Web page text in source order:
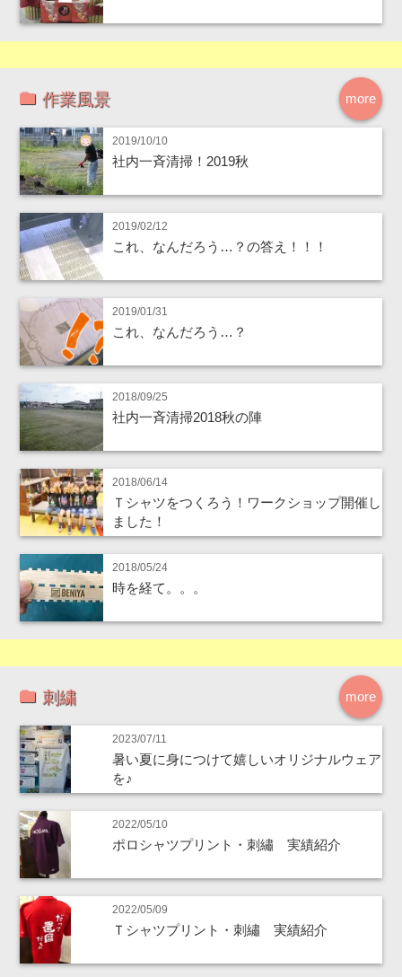
more
作業風景
2019/10/10
社内一斉清掃！2019秋
2019/02/12
これ、なんだろう…？の答え！！！
2019/01/31
これ、なんだろう…？
2018/09/25
社内一斉清掃2018秋の陣
2018/06/14
Ｔシャツをつくろう！ワークショップ開催し
ました！
2018/05/24
時を経て。。。
more
刺繍
2023/07/11
暑い夏に身につけて嬉しいオリジナルウェア
を♪
2022/05/10
ポロシャツプリント・刺繡 実績紹介
2022/05/09
Ｔシャツプリント・刺繡 実績紹介